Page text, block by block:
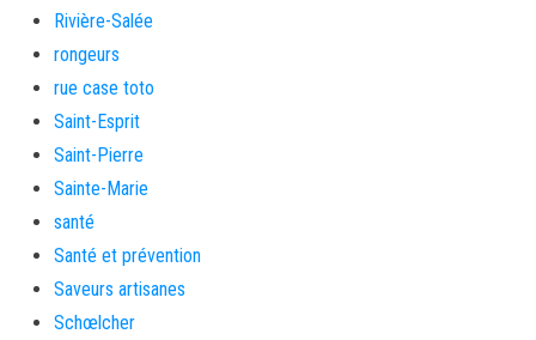
Rivière-Salée
rongeurs
rue case toto
Saint-Esprit
Saint-Pierre
Sainte-Marie
santé
Santé et prévention
Saveurs artisanes
Schœlcher